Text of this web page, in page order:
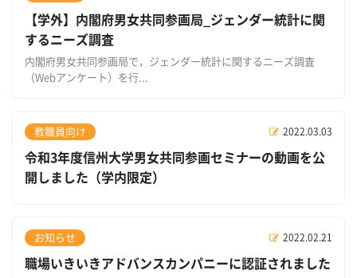
【学外】内閣府男女共同参画局_ジェンダー統計に関
するニーズ調査
内閣府男女共同参画局で，ジェンダー統計に関するニーズ調査
（Webアンケート）を行...
教職員向け 2022.03.03
令和3年度信州大学男女共同参画セミナーの動画を公
開しました（学内限定）
お知らせ 2022.02.21
職場いきいきアドバンスカンパニーに認証されました